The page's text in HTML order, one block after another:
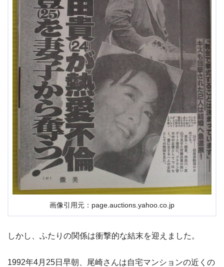
画像引用元：page.auctions.yahoo.co.jp
しかし、ふたりの関係は衝撃的な結末を迎えました。
1992年4月25日早朝、尾崎さんは自宅マンションの近くの